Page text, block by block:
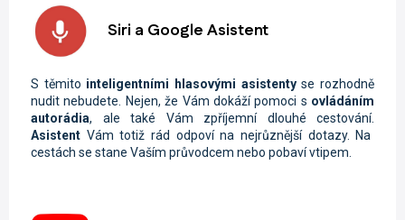
Siri a Google Asistent
S těmito inteligentními hlasovými asistentyse rozhodně
nudit nebudete. Nejen, že Vám dokáží pomoci s ovládáním
autorádia, ale také Vám zpříjemní dlouhé cestování.
Asistent Vám totiž rád odpoví na nejrůznější dotazy. Na
cestách se stane Vaším průvodcem nebo pobaví vtipem.